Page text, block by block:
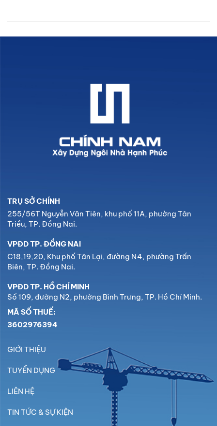
TRỤ SỞ CHÍNH
255/56T Nguyễn Văn Tiên, khu phố 11A, phường Tân
Triều, TP. Đồng Nai.
VPĐD TP. ĐỒNG NAI
C18,19,20, Khu phố Tân Lại, đường N4, phường Trấn
Biên, TP. Đồng Nai.
VPĐD TP. HỒ CHÍ MINH
Số 109, đường N2, phường Bình Trưng, TP. Hồ Chí Minh.
MÃ SỐ THUẾ:
3602976394
GIỚI THIỆU
TUYỂN DỤNG
LIÊN HỆ
TIN TỨC & SỰ KIỆN